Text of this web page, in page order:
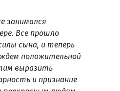
занимался
Все прошло
сына, и теперь
положительной
выразить
и признание